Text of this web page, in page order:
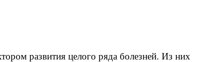
развития целого ряда болезней. Из них